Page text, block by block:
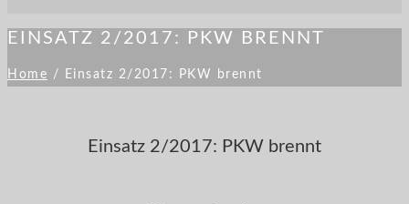
EINSATZ 2/2017: PKW BRENNT
Home / Einsatz 2/2017: PKW brennt
Einsatz 2/2017: PKW brennt